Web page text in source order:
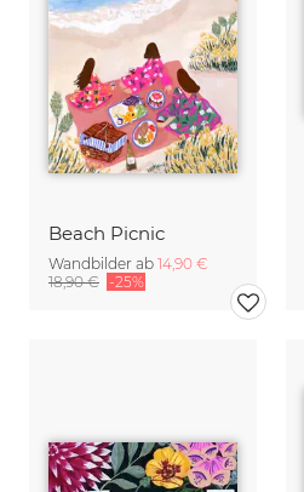
Beach Picnic
Wandbilder ab 14,90 €
18,90 € -25%